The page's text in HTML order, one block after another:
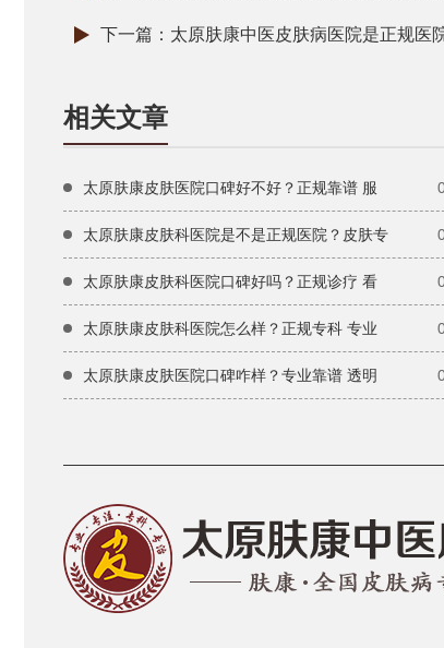
下一篇： 太原肤康中医皮肤病医院是正规医
相关文章
太原肤康皮肤医院口碑好不好？正规靠谱 服
太原肤康皮肤科医院是不是正规医院？皮肤专
太原肤康皮肤科医院口碑好吗？正规诊疗 看
太原肤康皮肤科医院怎么样？正规专科 专业
太原肤康皮肤医院口碑咋样？专业靠谱 透明